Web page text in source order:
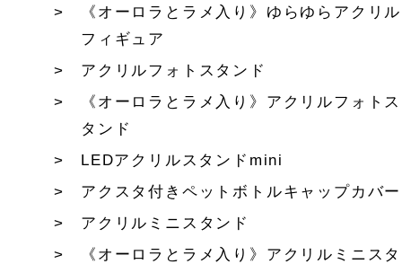
《オーロラとラメ入り》ゆらゆらアクリル
フィギュア
アクリルフォトスタンド
《オーロラとラメ入り》アクリルフォトス
タンド
LEDアクリルスタンドmini
アクスタ付きペットボトルキャップカバー
アクリルミニスタンド
《オーロラとラメ入り》アクリルミニスタ